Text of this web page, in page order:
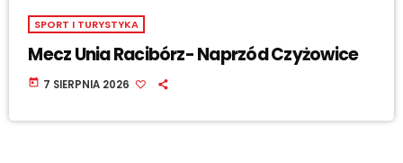
SPORT I TURYSTYKA
Mecz Unia Racibórz- Naprzód Czyżowice
today 7 SIERPNIA 2026